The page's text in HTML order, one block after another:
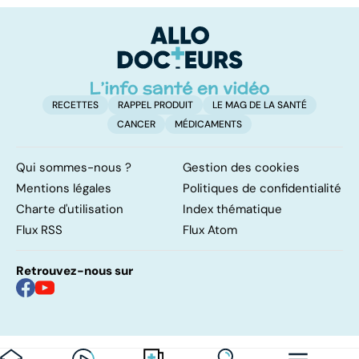
levée de
l'anonymat
RECETTES RAPPEL PRODUIT
LE MAG DE LA SANTÉ
CANCER
MÉDICAMENTS
Qui sommes-nous ?
Gestion des cookies
Mentions légales
Politiques de confidentialité
Charte d'utilisation
Index thématique
Flux RSS
Flux Atom
Retrouvez-nous sur